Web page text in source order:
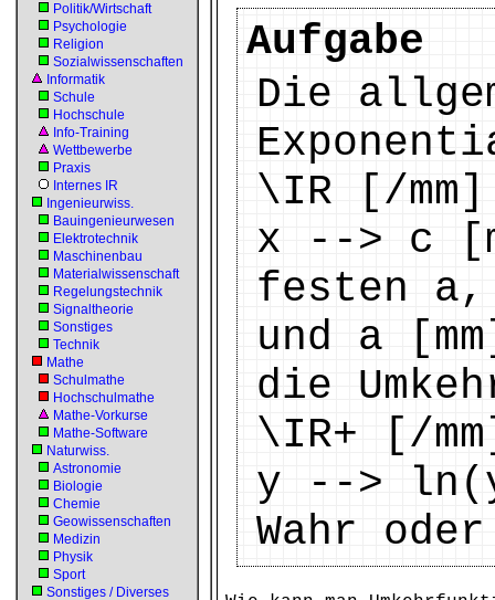
Politik/Wirtschaft
Psychologie
Religion
Sozialwissenschaften
Informatik
Schule
Hochschule
Info-Training
Wettbewerbe
Praxis
Internes IR
Ingenieurwiss.
Bauingenieurwesen
Elektrotechnik
Maschinenbau
Materialwissenschaft
Regelungstechnik
Signaltheorie
Sonstiges
Technik
Mathe
Schulmathe
Hochschulmathe
Mathe-Vorkurse
Mathe-Software
Naturwiss.
Astronomie
Biologie
Chemie
Geowissenschaften
Medizin
Physik
Sport
Sonstiges / Diverses
Aufgabe
Die
\IR [/
x --> c
festen
und a
die
\IR+ [/
y -->
Wahr